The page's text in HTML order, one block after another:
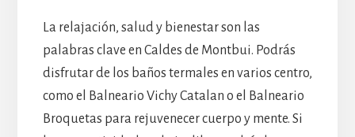
La relajación, salud y bienestar son las
palabras clave en Caldes de Montbui. Podrás
disfrutar de los baños termales en varios centro,
como el Balneario Vichy Catalan o el Balneario
Broquetas para rejuvenecer cuerpo y mente. Si